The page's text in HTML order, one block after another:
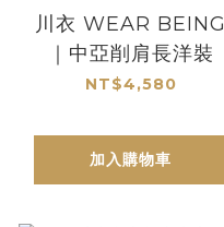
川衣 WEAR BEING
｜中亞削肩長洋裝
NT$4,580
加入購物車